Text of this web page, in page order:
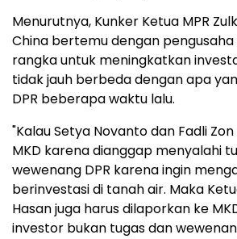
Menurutnya, Kunker Ketua MPR
China bertemu dengan
rangka untuk meningkatkan
tidak jauh berbeda dengan apa
DPR beberapa waktu lalu.
"Kalau Setya Novanto dan Fadli
MKD karena dianggap menyalahi
wewenang DPR karena ingin
berinvestasi di tanah air. Maka
Hasan juga harus dilaporkan ke
investor bukan tugas dan